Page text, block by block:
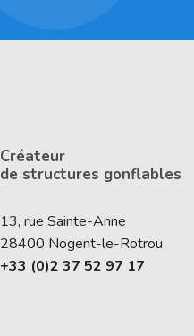
Créateur
de structures gonflables
13, rue Sainte-Anne
28400 Nogent-le-Rotrou
+33 (0)2 37 52 97 17